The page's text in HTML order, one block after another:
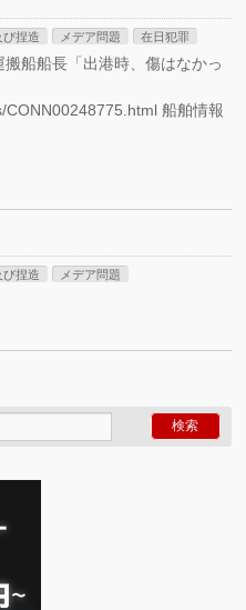
び捏造 メデア問題 在日犯罪
船船長「出港時、傷はなかっ
船舶情報
び捏造 メデア問題